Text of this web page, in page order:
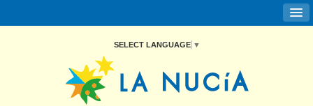
SELECT LANGUAGE ▼